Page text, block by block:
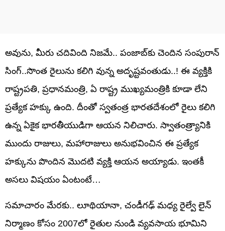
అవును, మీరు చదివింది నిజమే.. పంజాబ్‌కు చెందిన సంపురాన్
సింగ్..సొంత రైలును కలిగి వున్న అదృష్టవంతుడు..! ఈ వ్యక్తికి
రాష్ట్రపతి, ప్రధానమంత్రి, ఏ రాష్ట్ర ముఖ్యమంత్రికి కూడా లేని
ప్రత్యేక హక్కు ఉంది. దీంతో స్వతంత్ర భారతదేశంలో రైలు కలిగి
ఉన్న ఏకైక భారతీయుడిగా ఆయన నిలిచారు. స్వాతంత్ర్యానికి
ముందు రాజులు, మహారాజులు అనుభవించిన ఈ ప్రత్యేక
హక్కును పొందిన మొదటి వ్యక్తి ఆయన అయ్యాడు. ఇంతకీ
అసలు విషయం ఏంటంటే…
సమాచారం మేరకు.. లూథియానా, చండీగఢ్ మధ్య రైల్వే లైన్
నిర్మాణం కోసం 2007లో రైతుల నుండి వ్యవసాయ భూమిని